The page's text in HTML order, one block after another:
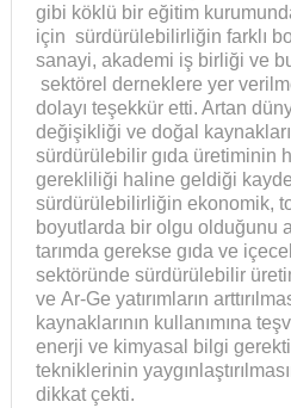
gibi köklü bir eğitim
için sürdürülebilirliğin farklı
sanayi, akademi iş birliği ve
sektörel derneklere yer
dolayı teşekkür etti. Artan
değişikliği ve doğal
sürdürülebilir gıda üretiminin
gerekliliği haline geldiği
sürdürülebilirliğin ekonomik,
boyutlarda bir olgu olduğunu
tarımda gerekse gıda ve
sektöründe sürdürülebilir
ve Ar-Ge yatırımların
kaynaklarının kullanımına
enerji ve kimyasal bilgi
tekniklerinin
dikkat çekti.